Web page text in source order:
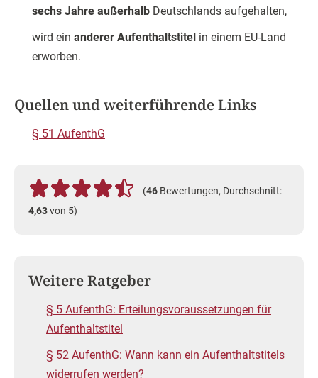
sechs Jahre außerhalb Deutschlands aufgehalten,
wird ein anderer Aufenthaltstitel in einem EU-Land
erworben.
Quellen und weiterführende Links
§ 51 AufenthG
(46 Bewertungen, Durchschnitt:
4,63von 5)
Weitere Ratgeber
§ 5 AufenthG: Erteilungsvoraussetzungen für
Aufenthaltstitel
§ 52 AufenthG: Wann kann ein Aufenthaltstitels
widerrufen werden?